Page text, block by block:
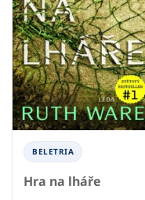
BELETRIA
Hra na lháře